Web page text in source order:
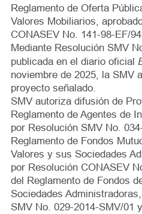
Reglamento de Oferta
Valores Mobiliarios,
CONASEV No. 141-98-EF/
Mediante Resolución SMV
publicada en el diario oficial
noviembre de 2025, la SMV
proyecto señalado.
SMV autoriza difusión de
Reglamento de Agentes de
por Resolución SMV No.
Reglamento de Fondos
Valores y sus Sociedades
por Resolución CONASEV
del Reglamento de Fondos
Sociedades
SMV No. 029-2014-SMV/01